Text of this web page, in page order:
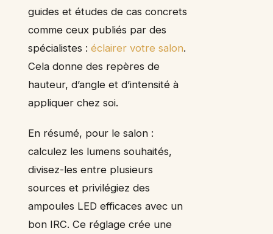
guides et études de cas concrets
comme ceux publiés par des
spécialistes : éclairer votre salon.
Cela donne des repères de
hauteur, d’angle et d’intensité à
appliquer chez soi.
En résumé, pour le salon :
calculez les lumens souhaités,
divisez-les entre plusieurs
sources et privilégiez des
ampoules LED efficaces avec un
bon IRC. Ce réglage crée une